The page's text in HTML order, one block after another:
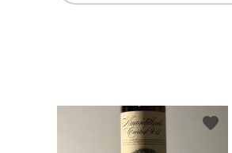
シードルetc（その他果実酒）
株式会社サンフォニー
favorite